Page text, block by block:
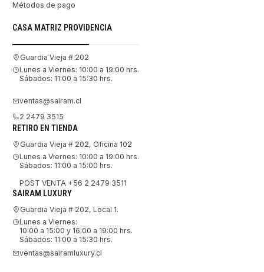
Métodos de pago
CASA MATRIZ PROVIDENCIA
Guardia Vieja # 202
Lunes a Viernes: 10:00 a 19:00 hrs.
Sábados: 11:00 a 15:30 hrs.
ventas@sairam.cl
2 2479 3515
RETIRO EN TIENDA
Guardia Vieja # 202, Oficina 102
Lunes a Viernes: 10:00 a 19:00 hrs.
Sábados: 11:00 a 15:00 hrs.
POST VENTA +56 2 2479 3511
SAIRAM LUXURY
Guardia Vieja # 202, Local 1.
Lunes a Viernes:
10:00 a 15:00 y 16:00 a 19:00 hrs.
Sábados: 11:00 a 15:30 hrs.
ventas@sairamluxury.cl